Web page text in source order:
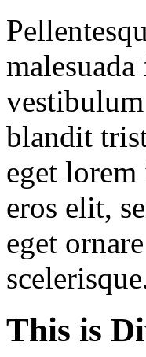
blandit
eget
eros elit,
eget
This is